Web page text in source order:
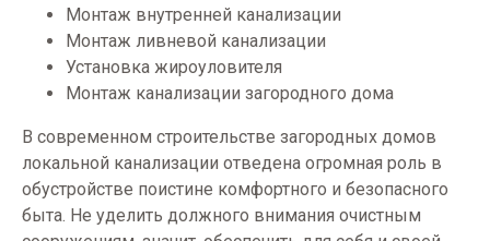
Монтаж внутренней канализации
Монтаж ливневой канализации
Установка жироуловителя
Монтаж канализации загородного дома
В современном строительстве загородных домов
локальной канализации отведена огромная роль в
обустройстве поистине комфортного и безопасного
быта. Не уделить должного внимания очистным